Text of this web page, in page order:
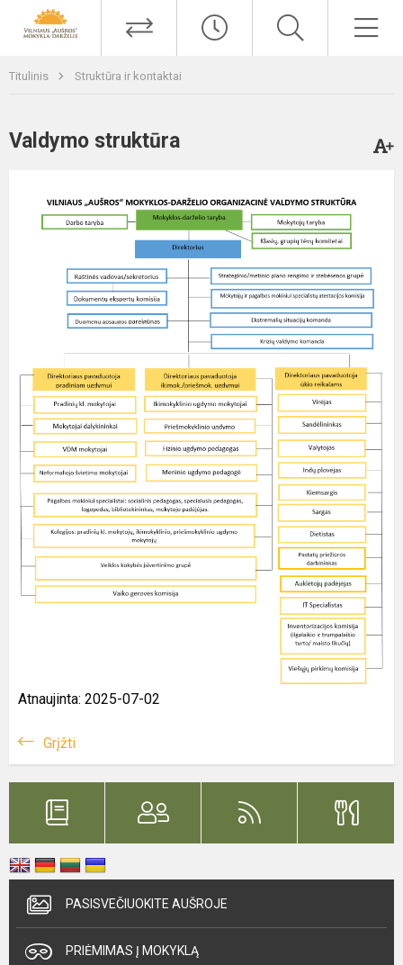
Titulinis Struktūra ir kontaktai
Valdymo struktūra
Atnaujinta: 2025-07-02
Grįžti
PASISVEČIUOKITE AUŠROJE
PRIĖMIMAS Į MOKYKLĄ